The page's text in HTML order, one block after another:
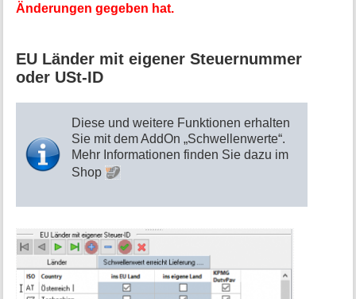
Änderungen gegeben hat.
EU Länder mit eigener Steuernummer
oder USt-ID
Diese und weitere Funktionen erhalten
Sie mit dem AddOn „Schwellenwerte“.
Mehr Informationen finden Sie dazu im
Shop